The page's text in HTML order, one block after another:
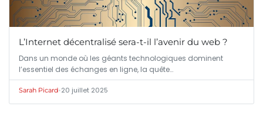
L’Internet décentralisé sera-t-il l’avenir du web ?
Dans un monde où les géants technologiques dominent
l’essentiel des échanges en ligne, la quête…
Sarah Picard•20 juillet 2025